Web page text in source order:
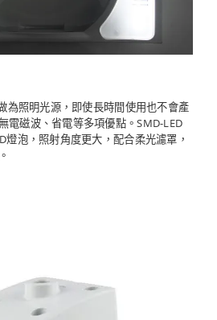
為照明光源，即使長時間使用也不會產
電磁波、省電等多項優點。SMD-LED
燈泡，照射角度更大，配合柔光濾罩，